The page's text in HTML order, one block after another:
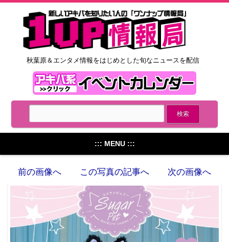
秋葉原＆エンタメ情報をはじめとした旬なニュースを配信
::: MENU :::
前の画像へ この写真の記事へ 次の画像へ